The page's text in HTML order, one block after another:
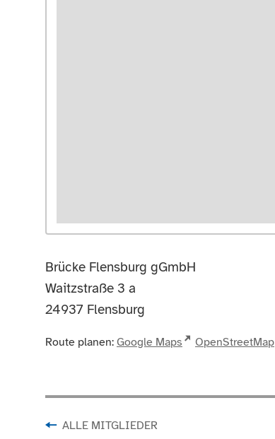
Brücke Flensburg gGmbH
Waitzstraße 3 a
24937 Flensburg
Route planen: Google Maps OpenStreetMap
ALLE MITGLIEDER